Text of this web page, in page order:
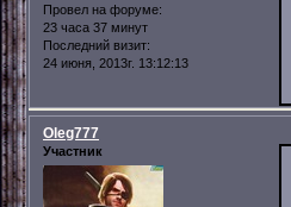
Провел на форуме:
23 часа 37 минут
Последний визит:
24 июня, 2013г. 13:12:13
Oleg777
Участник